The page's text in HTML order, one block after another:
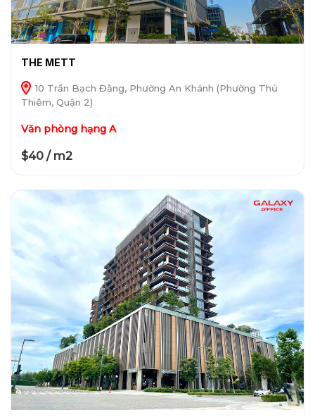
THE METT
10 Trần Bạch Đằng, Phường An Khánh (Phường Thủ
Thiêm, Quận 2)
Văn phòng hạng A
$40 / m2